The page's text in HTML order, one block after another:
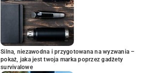
Silna, niezawodna i przygotowana na wyzwania –
pokaż, jaka jest twoja marka poprzez gadżety
survivalowe